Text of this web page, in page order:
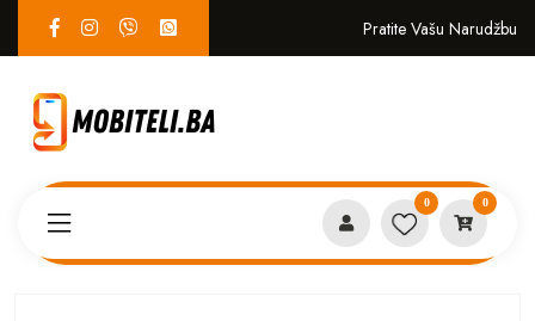
Pratite Vašu Narudžbu
0 0
KINGKONG 8 PCBA mala ploča